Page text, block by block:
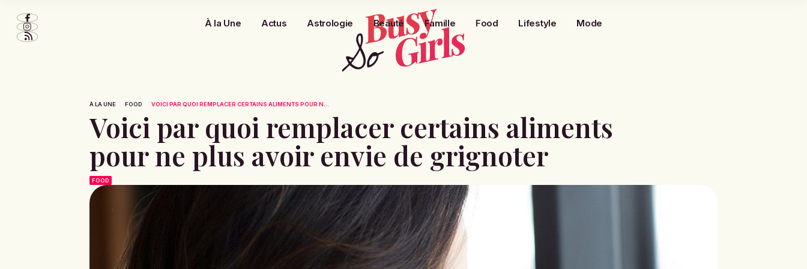
À la Une Actus Astrologie Beauté Famille Food Lifestyle Mode
À LA UNE FOOD VOICI PAR QUOI REMPLACER CERTAINS ALIMENTS POUR N...
Voici par quoi remplacer certains aliments
pour ne plus avoir envie de grignoter
FOOD